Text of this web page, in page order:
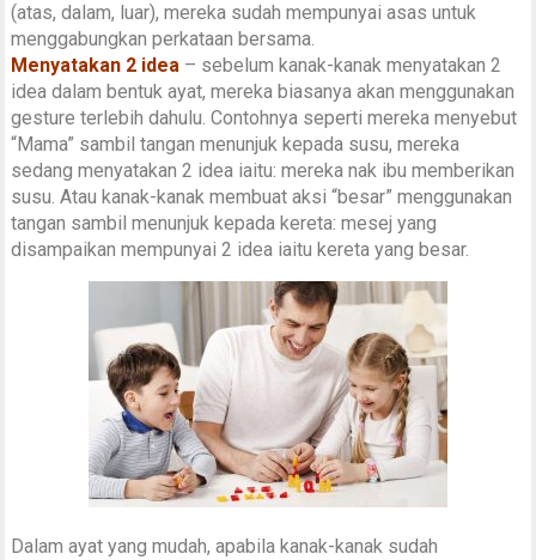
(atas, dalam, luar), mereka sudah mempunyai asas untuk
menggabungkan perkataan bersama.
Menyatakan 2 idea – sebelum kanak-kanak menyatakan 2
idea dalam bentuk ayat, mereka biasanya akan menggunakan
gesture terlebih dahulu. Contohnya seperti mereka menyebut
“Mama” sambil tangan menunjuk kepada susu, mereka
sedang menyatakan 2 idea iaitu: mereka nak ibu memberikan
susu. Atau kanak-kanak membuat aksi “besar” menggunakan
tangan sambil menunjuk kepada kereta: mesej yang
disampaikan mempunyai 2 idea iaitu kereta yang besar.
Dalam ayat yang mudah, apabila kanak-kanak sudah